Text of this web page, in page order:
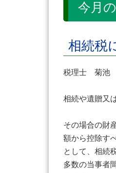
今月
相続税
税理士 菊池
相続や遺贈又
その場合の財
額から控除す
として、相続
多数の当事者